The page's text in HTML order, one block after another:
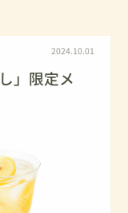
2024.10.01
」限定メ